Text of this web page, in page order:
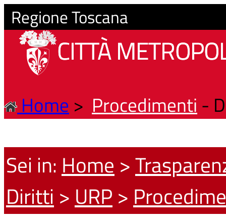
Regione Toscana
CITTÀ
Home > Procedimenti -
Sei in: Home >
Diritti > URP >